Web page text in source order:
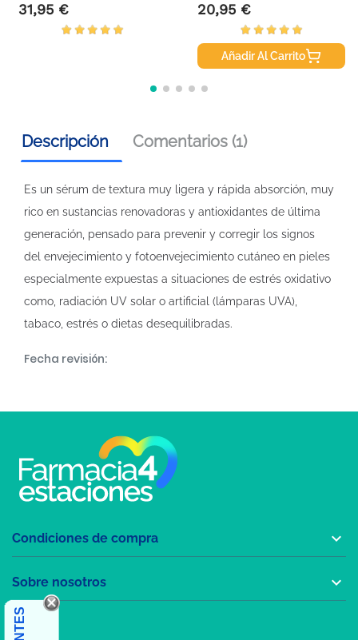
Precio
31,95 € Precio
20,95 €
Añadir Al Carrito
Descripción Comentarios (1)
Es un sérum de textura muy ligera y rápida absorción, muy
rico en sustancias renovadoras y antioxidantes de última
generación, pensado para prevenir y corregir los signos
del envejecimiento y fotoenvejecimiento cutáneo en pieles
especialmente expuestas a situaciones de estrés oxidativo
como, radiación UV solar o artificial (lámparas UVA),
tabaco, estrés o dietas desequilibradas.
Fecha revisión:
Condiciones de compra 
Sobre nosotros 